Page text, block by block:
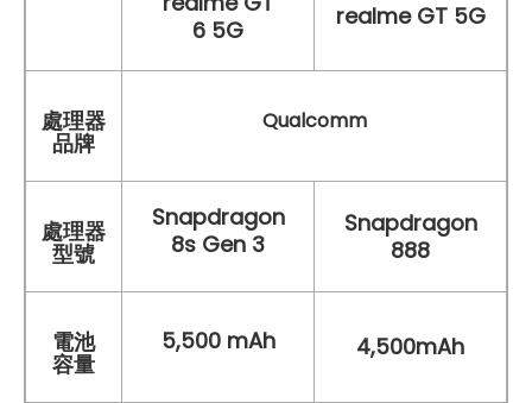
6 5G
realme GT 5G
處理器
品牌
Qualcomm
處理器
型號
Snapdragon
8s Gen 3
Snapdragon
888
電池
容量
5,500 mAh 4,500mAh